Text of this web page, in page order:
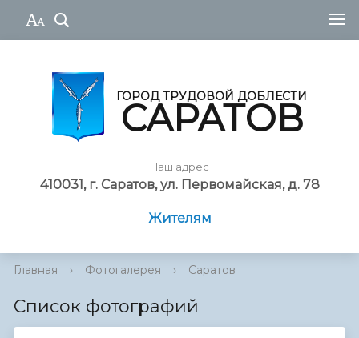
ГОРОД ТРУДОВОЙ ДОБЛЕСТИ
САРАТОВ
Наш адрес
410031, г. Саратов, ул. Первомайская, д. 78
Жителям
Главная › Фотогалерея › Саратов
Список фотографий